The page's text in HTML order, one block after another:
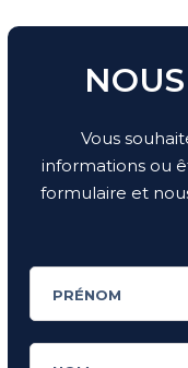
Vous
informations ou
formulaire et